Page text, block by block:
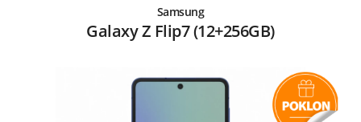
Samsung
Galaxy Z Flip7 (12+256GB)